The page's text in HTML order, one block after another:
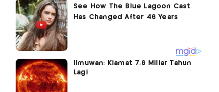
Ilmuwan: Kiamat 7,6 Miliar Tahun
Lagi